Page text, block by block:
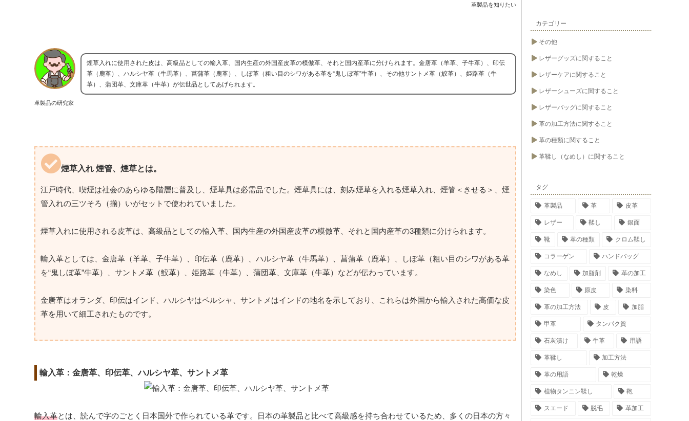
革製品を知りたい
革製品の研究家
煙草入れに使用された皮は、高級品としての輸入革、国内生産の外国産皮革の模倣革、それと国内産革に分けられます。金唐革（羊革、子牛革）、印伝
革（鹿革）、ハルシヤ革（牛馬革）、菖蒲革（鹿革）、しぼ革（粗い目のシワがある革を“鬼しぼ革”牛革）、その他サントメ革（鮫革）、姫路革（牛
革）、蒲団革、文庫革（牛革）が伝世品としてあげられます。
煙草入れ 煙管、煙草とは。
江戸時代、喫煙は社会のあらゆる階層に普及し、煙草具は必需品でした。煙草具には、刻み煙草を入れる煙草入れ、煙管＜きせる＞、煙
管入れの三ツそろ（揃）いがセットで使われていました。
煙草入れに使用される皮革は、高級品としての輸入革、国内生産の外国産皮革の模倣革、それと国内産革の3種類に分けられます。
輸入革としては、金唐革（羊革、子牛革）、印伝革（鹿革）、ハルシヤ革（牛馬革）、菖蒲革（鹿革）、しぼ革（粗い目のシワがある革
を“鬼しぼ革”牛革）、サントメ革（鮫革）、姫路革（牛革）、蒲団革、文庫革（牛革）などが伝わっています。
金唐革はオランダ、印伝はインド、ハルシヤはペルシャ、サントメはインドの地名を示しており、これらは外国から輸入された高価な皮
革を用いて細工されたものです。
輸入革：金唐革、印伝革、ハルシヤ革、サントメ革
輸入革とは、読んで字のごとく日本国外で作られている革です。日本の革製品と比べて高級感を持ち合わせているため、多くの日本の方々
カテゴリー
その他
レザーグッズに関すること
レザーケアに関すること
レザーシューズに関すること
レザーバッグに関すること
革の加工方法に関すること
革の種類に関すること
革鞣し（なめし）に関すること
タグ
革製品 革 皮革
レザー 鞣し 銀面
靴 革の種類 クロム鞣し
コラーゲン ハンドバッグ
なめし 加脂剤 革の加工
染色 原皮 染料
革の加工方法 皮 加脂
甲革 タンパク質
石灰漬け 牛革 用語
革鞣し 加工方法
革の用語 乾燥
植物タンニン鞣し 鞄
スエード 脱毛 革加工